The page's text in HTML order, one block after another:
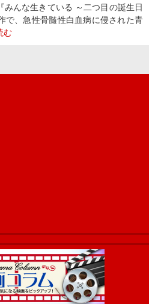
んな生きている ～二つ目の誕生日
で、急性骨髄性白血病に侵された青
む